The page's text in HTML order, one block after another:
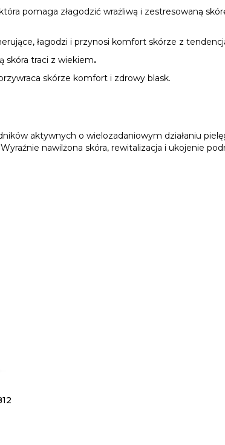
pomaga złagodzić wrażliwą i zestresowaną
łagodzi i przynosi komfort skórze z
skóra traci z wiekiem.
skórze komfort i zdrowy blask.
aktywnych o wielozadaniowym działaniu
Wyraźnie nawilżona skóra, rewitalizacja i ukojenie